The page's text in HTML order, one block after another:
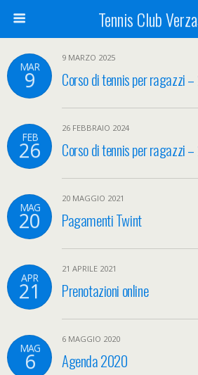
Tennis Club
MAR
9
9 MARZO 2025
Corso di tennis per ragazzi
FEB
26
26 FEBBRAIO 2024
Corso di tennis per ragazzi
MAG
20
20 MAGGIO 2021
Pagamenti Twint
APR
21
21 APRILE 2021
Prenotazioni online
MAG
6
6 MAGGIO 2020
Agenda 2020